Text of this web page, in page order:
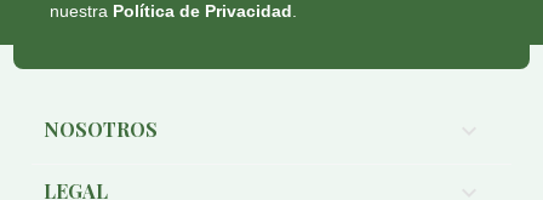
nuestra Política de Privacidad.
NOSOTROS
LEGAL